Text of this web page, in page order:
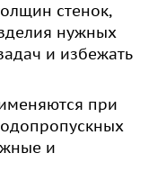
стенок,
нужных
и избежать
при
и